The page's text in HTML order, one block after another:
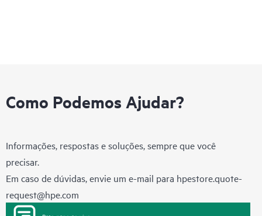
Como Podemos Ajudar?
Informações, respostas e soluções, sempre que você
precisar.
Em caso de dúvidas, envie um e-mail para hpestore.quote-
request@hpe.com